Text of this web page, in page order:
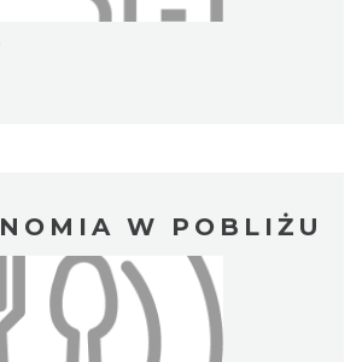
W POBLIŻU